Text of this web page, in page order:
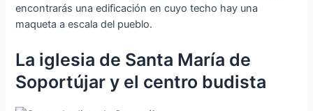
encontrarás una edificación en cuyo techo hay una
maqueta a escala del pueblo.
La iglesia de Santa María de
Soportújar y el centro budista